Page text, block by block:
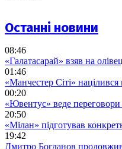
Останні новини
08:46
«Галатасарай» взяв на
01:46
«Манчестер Сіті»
00:20
«Ювентус» веде
20:50
«Мілан» підготував
19:42
Дмитро Богданов